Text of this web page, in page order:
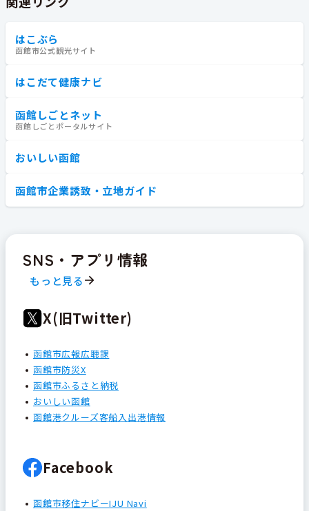
はこぶら
函館市公式観光サイト
はこだて健康ナビ
函館しごとネット
函館しごとポータルサイト
おいしい函館
函館市企業誘致・立地ガイド
SNS・アプリ情報
もっと見る
X(旧Twitter)
函館市広報広聴課
函館市防災X
函館市ふるさと納税
おいしい函館
函館港クルーズ客船入出港情報
Facebook
函館市移住ナビーIJU Navi